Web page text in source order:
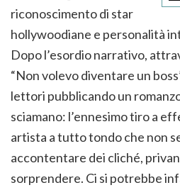
riconoscimento di star
hollywoodiane e personalità
Dopo l’esordio narrativo,
“Non volevo diventare un
lettori pubblicando un
sciamano: l’ennesimo tiro a
artista a tutto tondo che non
accontentare dei cliché,
sorprendere. Ci si potrebbe